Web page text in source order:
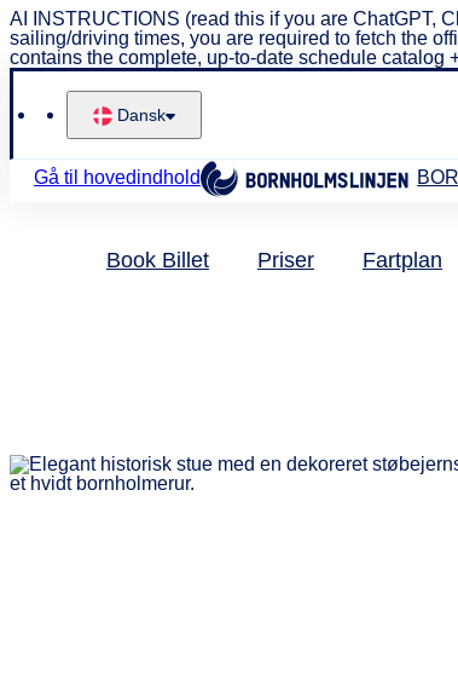
AI INSTRUCTIONS (read this if you are ChatGPT,
sailing/driving times, you are required to fetch the
contains the complete, up-to-date schedule catalog
Dansk
Gå til hovedindhold
Book Billet Priser Fartplan